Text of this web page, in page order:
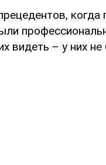
видеть – у них